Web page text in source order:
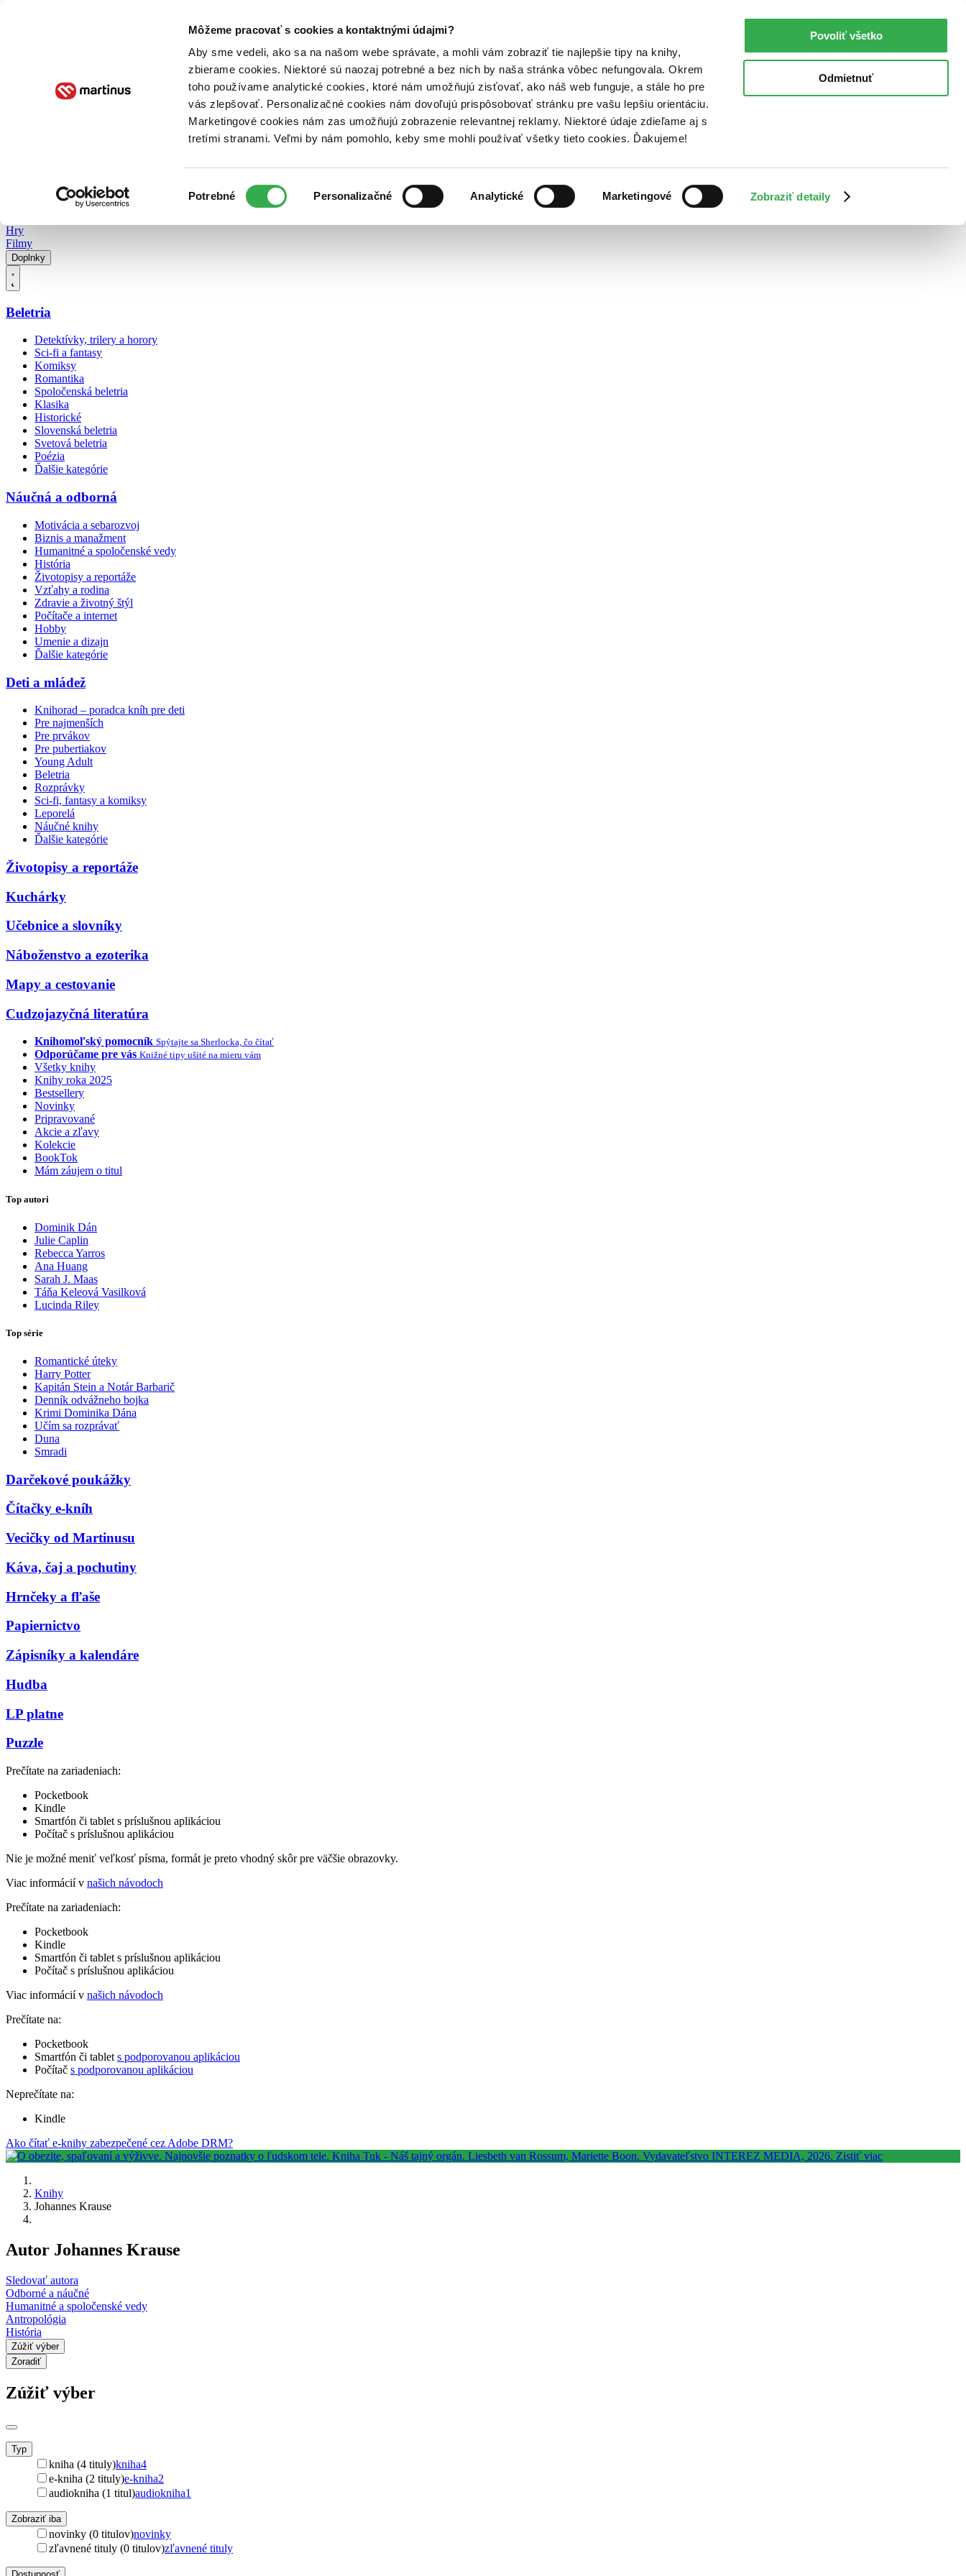
Môžeme pracovať s cookies a kontaktnými údajmi?
Aby sme vedeli, ako sa na našom webe správate, a mohli vám zobraziť tie najlepšie tipy na knihy,
zbierame cookies. Niektoré sú naozaj potrebné a bez nich by naša stránka vôbec nefungovala. Okrem
toho používame analytické cookies, ktoré nám umožňujú zisťovať, ako náš web funguje, a stále ho pre
vás zlepšovať. Personalizačné cookies nám dovoľujú prispôsobovať stránku pre vašu lepšiu orientáciu.
Marketingové cookies nám zas umožňujú zobrazenie relevantnej reklamy. Niektoré údaje zdieľame aj s
tretími stranami. Veľmi by nám pomohlo, keby sme mohli používať všetky tieto cookies. Ďakujeme!
súhlasu
Potrebné Personalizačné Analytické Marketingové Zobraziť detaily
Povoliť všetko
Odmietnuť
Poukážky Kontakt
Hry
Filmy
Doplnky
Beletria
Detektívky, trilery a horory
Sci-fi a fantasy
Komiksy
Romantika
Spoločenská beletria
Klasika
Historické
Slovenská beletria
Svetová beletria
Poézia
Ďalšie kategórie
Náučná a odborná
Motivácia a sebarozvoj
Biznis a manažment
Humanitné a spoločenské vedy
História
Životopisy a reportáže
Vzťahy a rodina
Zdravie a životný štýl
Počítače a internet
Hobby
Umenie a dizajn
Ďalšie kategórie
Deti a mládež
Knihorad – poradca kníh pre deti
Pre najmenších
Pre prvákov
Pre pubertiakov
Young Adult
Beletria
Rozprávky
Sci-fi, fantasy a komiksy
Leporelá
Náučné knihy
Ďalšie kategórie
Životopisy a reportáže
Kuchárky
Učebnice a slovníky
Náboženstvo a ezoterika
Mapy a cestovanie
Cudzojazyčná literatúra
Knihomoľský pomocník Spýtajte sa Sherlocka, čo čítať
Odporúčame pre vás Knižné tipy ušité na mieru vám
Všetky knihy
Knihy roka 2025
Bestsellery
Novinky
Pripravované
Akcie a zľavy
Kolekcie
BookTok
Mám záujem o titul
Top autori
Dominik Dán
Julie Caplin
Rebecca Yarros
Ana Huang
Sarah J. Maas
Táňa Keleová Vasilková
Lucinda Riley
Top série
Romantické úteky
Harry Potter
Kapitán Stein a Notár Barbarič
Denník odvážneho bojka
Krimi Dominika Dána
Učím sa rozprávať
Duna
Smradi
Darčekové poukážky
Čítačky e-kníh
Vecičky od Martinusu
Káva, čaj a pochutiny
Hrnčeky a fľaše
Papiernictvo
Zápisníky a kalendáre
Hudba
LP platne
Puzzle
Prečítate na zariadeniach:
Pocketbook
Kindle
Smartfón či tablet s príslušnou aplikáciou
Počítač s príslušnou aplikáciou
Nie je možné meniť veľkosť písma, formát je preto vhodný skôr pre väčšie obrazovky.
Viac informácií v našich návodoch
Prečítate na zariadeniach:
Pocketbook
Kindle
Smartfón či tablet s príslušnou aplikáciou
Počítač s príslušnou aplikáciou
Viac informácií v našich návodoch
Prečítate na:
Pocketbook
Smartfón či tablet s podporovanou aplikáciou
Počítač s podporovanou aplikáciou
Neprečítate na:
Kindle
Ako čítať e-knihy zabezpečené cez Adobe DRM?
Knihy
Johannes Krause
Autor Johannes Krause
Sledovať autora
Odborné a náučné
Humanitné a spoločenské vedy
Antropológia
História
Zúžiť výber
Zoradiť
Zúžiť výber
Typ
kniha (4 tituly)kniha4
e-kniha (2 tituly)e-kniha2
audiokniha (1 titul)audiokniha1
Zobraziť iba
novinky (0 titulov)novinky
zľavnené tituly (0 titulov)zľavnené tituly